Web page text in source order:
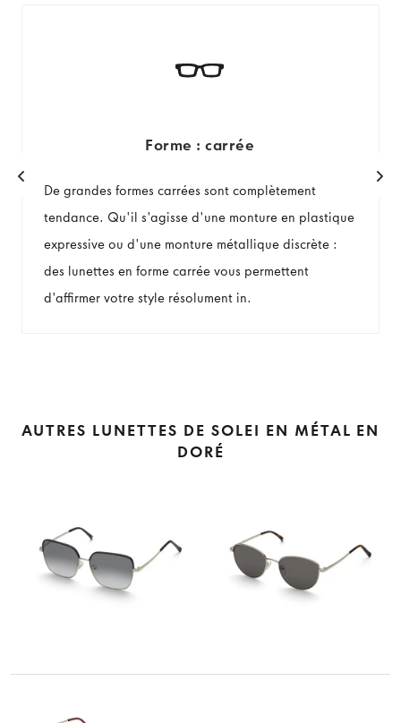
Forme : carrée
De grandes formes carrées sont complètement
tendance. Qu'il s'agisse d'une monture en plastique
expressive ou d'une monture métallique discrète :
des lunettes en forme carrée vous permettent
d'affirmer votre style résolument in.
AUTRES LUNETTES DE SOLEI EN MÉTAL EN
DORÉ